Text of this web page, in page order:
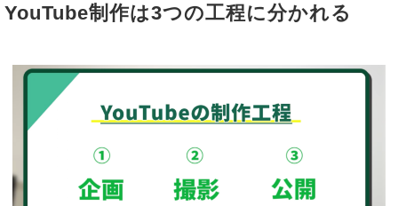
YouTube制作は3つの工程に分かれる